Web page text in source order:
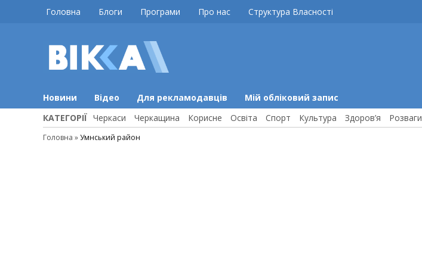
Головна Блоги Програми Про нас Структура Власності
Новини Відео Для рекламодавців Мій обліковий запис
КАТЕГОРІЇ Черкаси Черкащина Корисне Освіта Спорт Культура Здоров’я Розваги
Головна »Умнський район